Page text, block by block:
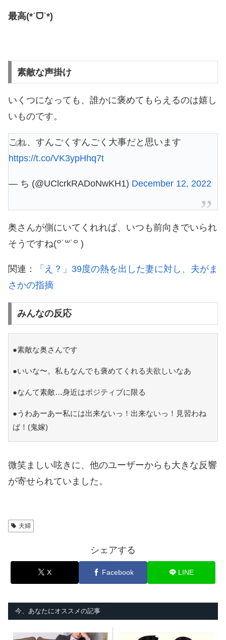
最高(*ˊᗜˋ*)
素敵な声掛け
いくつになっても、誰かに褒めてもらえるのは嬉し
いものです。
これ、すんごくすんごく大事だと思います
https://t.co/VK3ypHhq7t
— ち (@UClcrkRADoNwKH1) December 12, 2022
奥さんが側にいてくれれば、いつも前向きでいられ
そうですね(꒪˙꒳˙꒪ )
関連：
「え？」39度の熱を出した妻に対し、夫がま
さかの指摘
みんなの反応
●素敵な奥さんです
●いいな〜。私もなんでも褒めてくれる夫欲しいなあ
●なんて素敵…身近はポジティブに限る
●うわあーあー私には出来ないっ！出来ないっ！見習わね
ば！(鬼嫁)
微笑ましい呟きに、他のユーザーからも大きな反響
が寄せられていました。
夫婦
シェアする
X Facebook LINE
今、あなたにオススメの記事